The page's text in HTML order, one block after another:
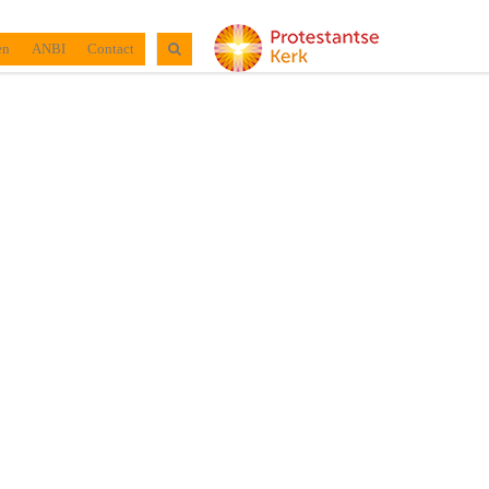
ANBI Contact